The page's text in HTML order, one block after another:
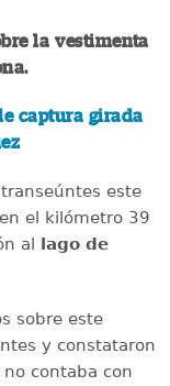
la vestimenta
captura girada
este
el kilómetro 39
al lago de
sobre este
y constataron
contaba con